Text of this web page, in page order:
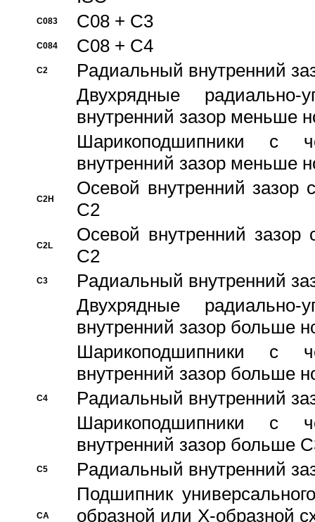
C083 C08 + C3
C084 C08 + C4
C2
Pадиальный внутренний
Двухрядные радиально-
внутренний зазор меньше
Шарикоподшипники с
внутренний зазор меньше
C2H
Осевой внутренний зазор
C2
C2L
Осевой внутренний зазор
C2
C3
Pадиальный внутренний
Двухрядные радиально-
внутренний зазор больше
Шарикоподшипники с
внутренний зазор больше
C4
Pадиальный внутренний
Шарикоподшипники с
внутренний зазор больше
C5 Pадиальный внутренний
CA
Подшипник
образной или Х-образной